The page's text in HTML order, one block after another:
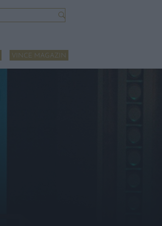
VINCE MAGAZIN